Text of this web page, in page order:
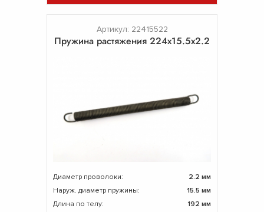
Артикул: 22415522
Пружина растяжения 224х15.5х2.2
Диаметр проволоки:
2.2 мм
Наруж. диаметр пружины:
15.5 мм
Длина по телу:
192 мм